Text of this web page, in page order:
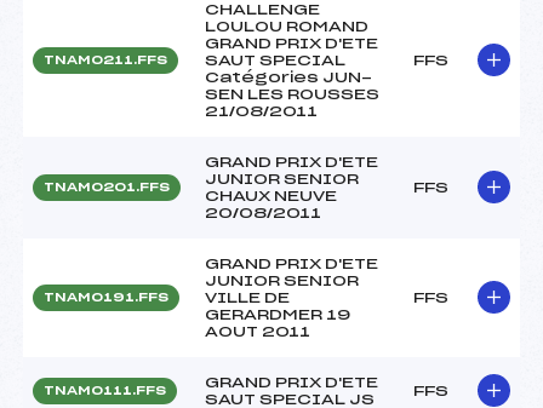
TNAM0211.FFS
CHALLENGE
LOULOU ROMAND
GRAND PRIX D'ETE
SAUT SPECIAL
Catégories JUN-
SEN LES ROUSSES
21/08/2011
FFS
TNAM0201.FFS
GRAND PRIX D'ETE
JUNIOR SENIOR
CHAUX NEUVE
20/08/2011
FFS
TNAM0191.FFS
GRAND PRIX D'ETE
JUNIOR SENIOR
VILLE DE
GERARDMER 19
AOUT 2011
FFS
TNAM0111.FFS
GRAND PRIX D'ETE
SAUT SPECIAL JS
FFS